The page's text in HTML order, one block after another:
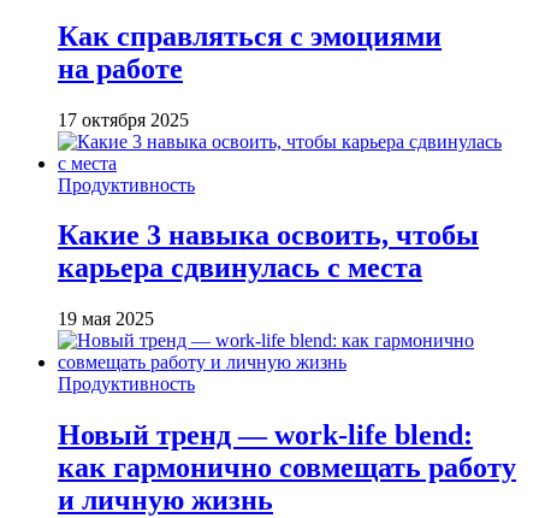
Как справляться с эмоциями
на работе
17 октября 2025
Продуктивность
Какие 3 навыка освоить, чтобы
карьера сдвинулась с места
19 мая 2025
Продуктивность
Новый тренд — work-life blend:
как гармонично совмещать работу
и личную жизнь